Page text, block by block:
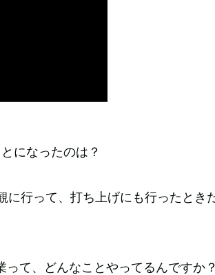
になったのは？
に行って、打ち上げにも行ったとき
って、どんなことやってるんですか